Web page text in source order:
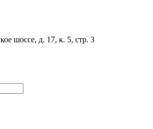
шоссе, д. 17, к. 5, стр. 3